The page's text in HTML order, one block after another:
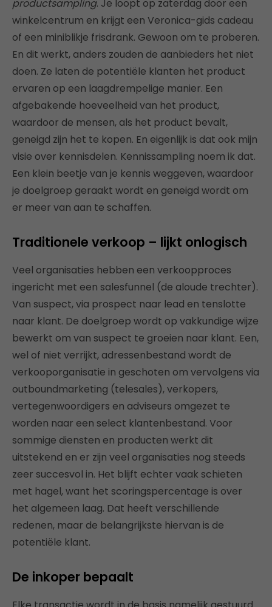
productsampling. Je loopt op zaterdag door een
winkelcentrum en krijgt een Veronica-gids cadeau
of een miniblikje frisdrank. Gewoon om te proberen.
En dit werkt, anders zouden de aanbieders het niet
doen. Ze laten de potentiële klanten het product
ervaren op een laagdrempelige manier. Een
afgebakende hoeveelheid van het product,
waardoor de mensen, als het product bevalt,
geneigd zijn het te kopen. En eigenlijk is dat ook mijn
visie over kennisdelen. Kennissampling noem ik dat.
Een klein beetje van je kennis weggeven, waardoor
je doelgroep geraakt wordt en geneigd wordt om
er meer van aan te schaffen.
Traditionele verkoop – lijkt onlogisch
Veel organisaties hebben een verkoopproces
ingericht met een salesfunnel (de aloude trechter).
Van suspect, via prospect naar lead en tenslotte
naar klant. De doelgroep wordt op vakkundige wijze
bewerkt om van suspect te groeien naar klant. Een,
wel of niet verrijkt, adressenbestand wordt de
verkooporganisatie in geschoten om vervolgens via
outboundmarketing (telesales), verkopers,
vertegenwoordigers en adviseurs omgezet te
worden naar een select klantenbestand. Voor
sommige diensten en producten werkt dit
uitstekend en er zijn veel organisaties nog steeds
zeer succesvol in. Het blijft echter vaak schieten
met hagel, want het scoringspercentage is over
het algemeen laag. Dat heeft verschillende
redenen, maar de belangrijkste hiervan is de
potentiële klant.
De inkoper bepaalt